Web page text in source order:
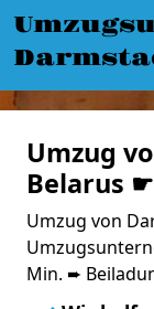
Umzug
Belarus
Umzug von
Min. ➨